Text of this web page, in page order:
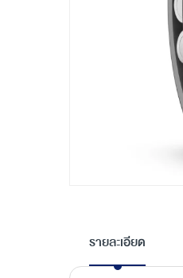
beginning
of
รายละเอียด